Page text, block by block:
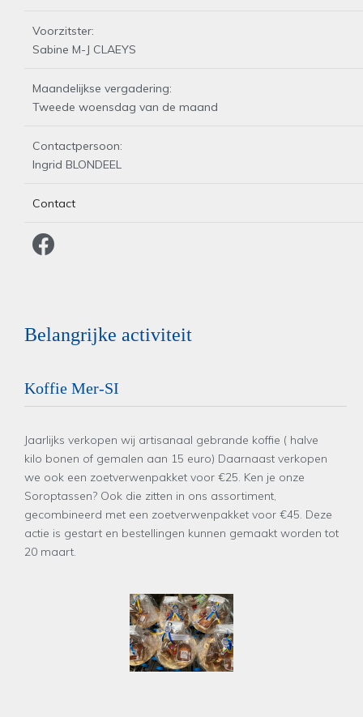
Voorzitster:
Sabine M-J CLAEYS
Maandelijkse vergadering:
Tweede woensdag van de maand
Contactpersoon:
Ingrid BLONDEEL
Contact
Belangrijke activiteit
Koffie Mer-SI
Jaarlijks verkopen wij artisanaal gebrande koffie ( halve
kilo bonen of gemalen aan 15 euro) Daarnaast verkopen
we ook een zoetverwenpakket voor €25. Ken je onze
Soroptassen? Ook die zitten in ons assortiment,
gecombineerd met een zoetverwenpakket voor €45. Deze
actie is gestart en bestellingen kunnen gemaakt worden tot
20 maart.